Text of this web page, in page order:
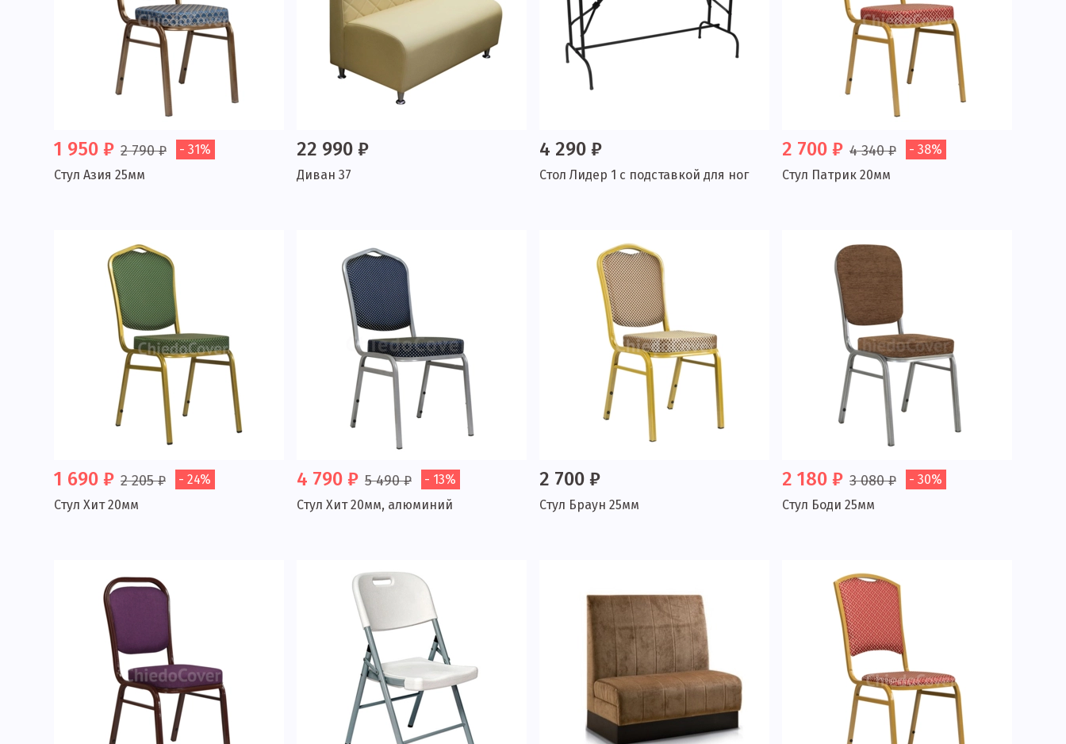
1 950 ₽ 2 790 ₽
- 31%
Стул Азия 25мм
22 990 ₽
Диван 37
4 290 ₽
Стол Лидер 1 с подставкой для ног
2 700 ₽ 4 340 ₽
- 38%
Стул Патрик 20мм
1 690 ₽ 2 205 ₽
- 24%
Стул Хит 20мм
4 790 ₽ 5 490 ₽
- 13%
Стул Хит 20мм, алюминий
2 700 ₽
Стул Браун 25мм
2 180 ₽ 3 080 ₽
- 30%
Стул Боди 25мм